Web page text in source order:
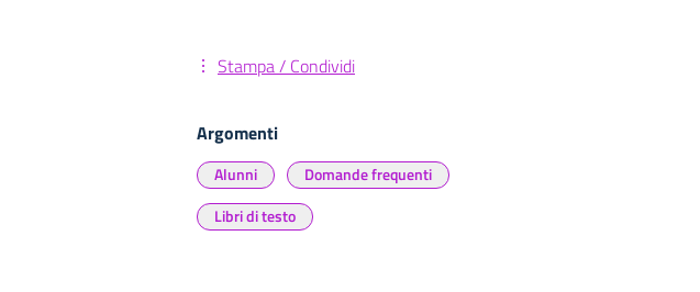
Stampa / Condividi
Argomenti
Alunni
Domande frequenti
Libri di testo